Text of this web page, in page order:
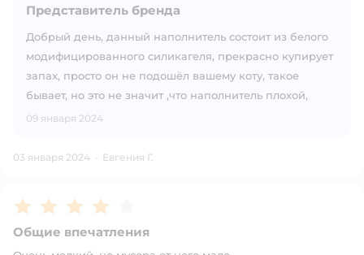
Представитель бренда
Добрый день, данный наполнитель состоит из белого
модифицированного силикагеля, прекрасно купирует
запах, просто он не подошёл вашему коту, такое
бывает, но это не значит ,что наполнитель плохой,
09 января 2024
03 января 2024 · Евгения Г.
Рейтинг:4
Общие впечатления